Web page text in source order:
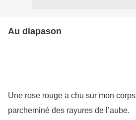
Au diapason
Une rose rouge a chu sur mon corps
parcheminé des rayures de l’aube.